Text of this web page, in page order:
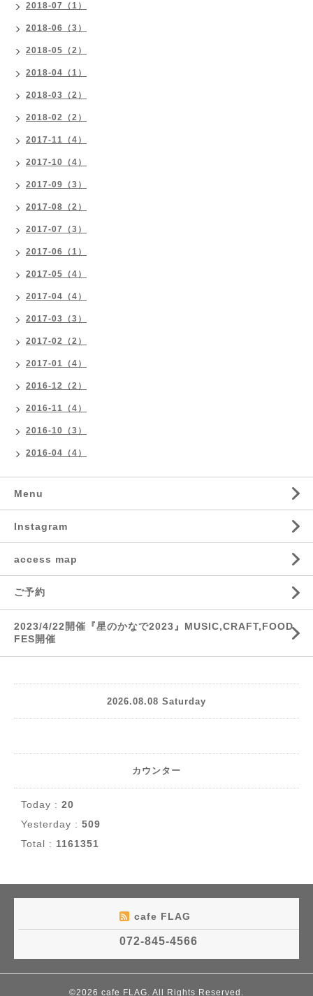
2018-07（1）
2018-06（3）
2018-05（2）
2018-04（1）
2018-03（2）
2018-02（2）
2017-11（4）
2017-10（4）
2017-09（3）
2017-08（2）
2017-07（3）
2017-06（1）
2017-05（4）
2017-04（4）
2017-03（3）
2017-02（2）
2017-01（4）
2016-12（2）
2016-11（4）
2016-10（3）
2016-04（4）
Menu
Instagram
access map
ご予約
2023/4/22開催『星のかなで2023』MUSIC,CRAFT,FOOD
FES開催
2026.08.08 Saturday
カウンター
Today : 20
Yesterday : 509
Total : 1161351
cafe FLAG
072-845-4566
©2026 cafe FLAG. All Rights Reserved.